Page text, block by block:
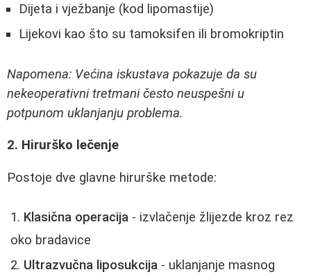
Dijeta i vježbanje (kod lipomastije)
Lijekovi kao što su tamoksifen ili bromokriptin
Napomena: Većina iskustava pokazuje da su
nekeoperativni tretmani često neuspešni u
potpunom uklanjanju problema.
2. Hirurško lečenje
Postoje dve glavne hirurške metode:
Klasična operacija - izvlačenje žlijezde kroz rez
oko bradavice
Ultrazvučna liposukcija - uklanjanje masnog